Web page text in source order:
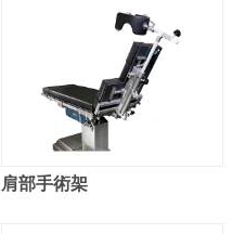
肩部手術架